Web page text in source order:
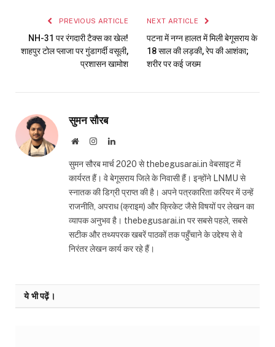
PREVIOUS ARTICLE
NH-31 पर रंगदारी टैक्स का खेल!
शाहपुर टोल प्लाजा पर गुंडागर्दी वसूली,
प्रशासन खामोश
NEXT ARTICLE
पटना में नग्न हालत में मिली बेगूसराय के
18 साल की लड़की, रेप की आशंका;
शरीर पर कई जख्म
सुमन सौरब
WebsiteInstagramLinkedIn
सुमन सौरब मार्च 2020 से thebegusarai.in वेबसाइट में
कार्यरत हैं। वे बेगूसराय जिले के निवासी हैं। इन्होंने LNMU से
स्नातक की डिग्री प्राप्त की है। अपने पत्रकारिता करियर में उन्हें
राजनीति, अपराध (क्राइम) और क्रिकेट जैसे विषयों पर लेखन का
व्यापक अनुभव है। thebegusarai.in पर सबसे पहले, सबसे
सटीक और तथ्यपरक खबरें पाठकों तक पहुँचाने के उद्देश्य से वे
निरंतर लेखन कार्य कर रहे हैं।
ये भी पढ़ें।